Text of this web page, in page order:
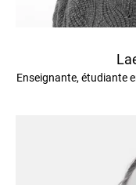
Enseignante, étudiante